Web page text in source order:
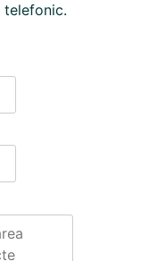
telefonic.